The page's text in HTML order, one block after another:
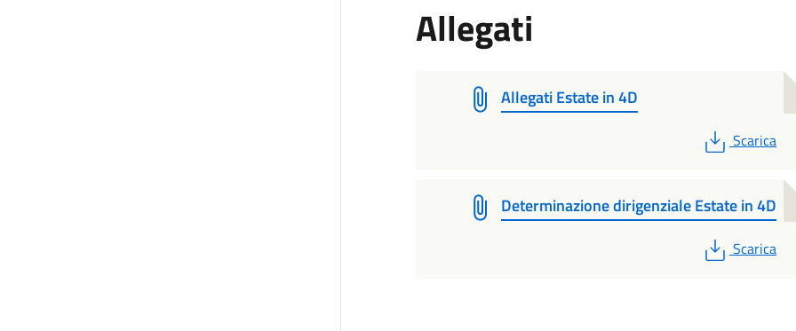
Allegati
Allegati Estate in 4D
PDF
Scarica
Determinazione dirigenziale Estate in 4D
PDF
Scarica